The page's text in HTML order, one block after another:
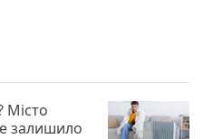
Місто
залишило